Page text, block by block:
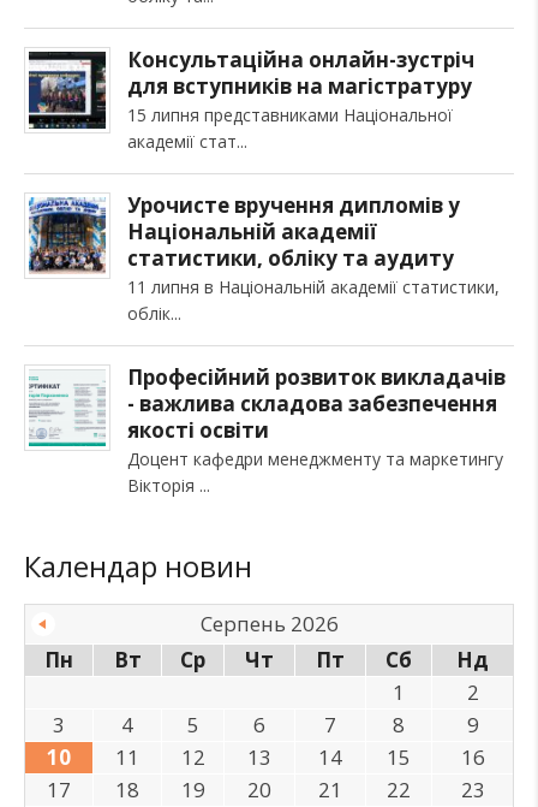
Консультаційна онлайн-зустріч
для вступників на магістратуру
15 липня представниками Національної
академії стат
Урочисте вручення дипломів у
Національній академії
статистики, обліку та аудиту
11 липня в Національній академії статистики,
облік
Професійний розвиток викладачів
- важлива складова забезпечення
якості освіти
Доцент кафедри менеджменту та маркетингу
Вікторія
Календар новин
Серпень 2026
Пн
Вт Ср Чт Пт Сб
Нд
1
2
3
4 5 6 7 8
9
10
11 12 13 14 15
16
17
18 19 20 21 22
23